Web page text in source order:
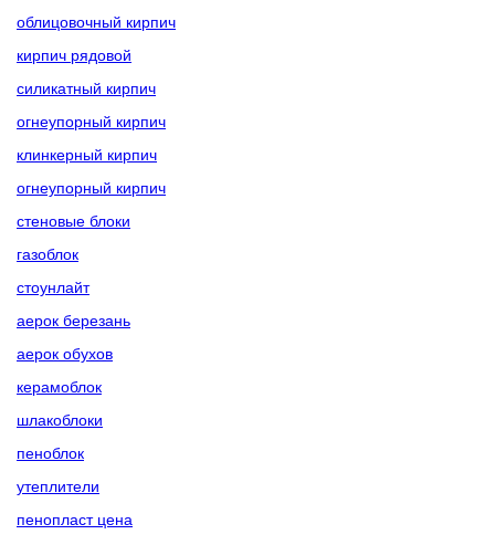
облицовочный кирпич
кирпич рядовой
силикатный кирпич
огнеупорный кирпич
клинкерный кирпич
огнеупорный кирпич
стеновые блоки
газоблок
стоунлайт
аерок березань
аерок обухов
керамоблок
шлакоблоки
пеноблок
утеплители
пенопласт цена